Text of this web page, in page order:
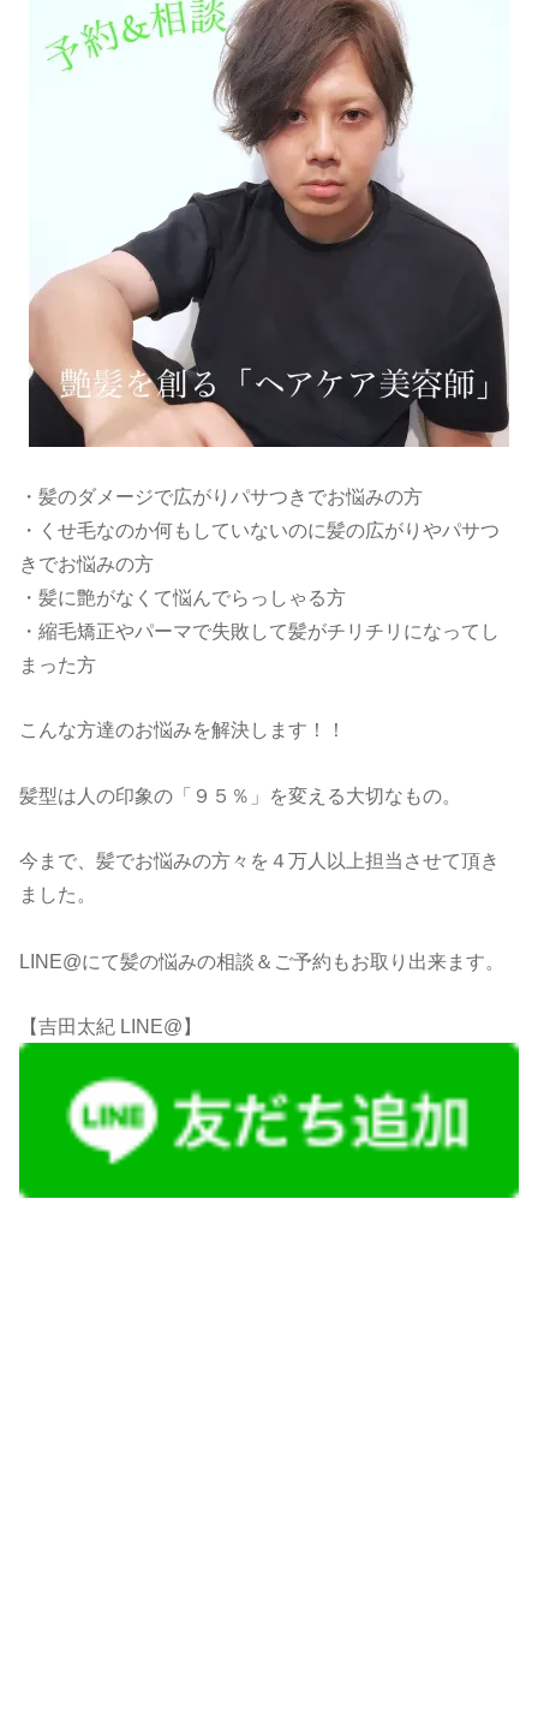
・髪のダメージで広がりパサつきでお悩みの方
・くせ毛なのか何もしていないのに髪の広がりやパサつ
きでお悩みの方
・髪に艶がなくて悩んでらっしゃる方
・縮毛矯正やパーマで失敗して髪がチリチリになってし
まった方
こんな方達のお悩みを解決します！！
髪型は人の印象の「９５％」を変える大切なもの。
今まで、髪でお悩みの方々を４万人以上担当させて頂き
ました。
LINE@にて髪の悩みの相談＆ご予約もお取り出来ます。
【吉田太紀 LINE@】